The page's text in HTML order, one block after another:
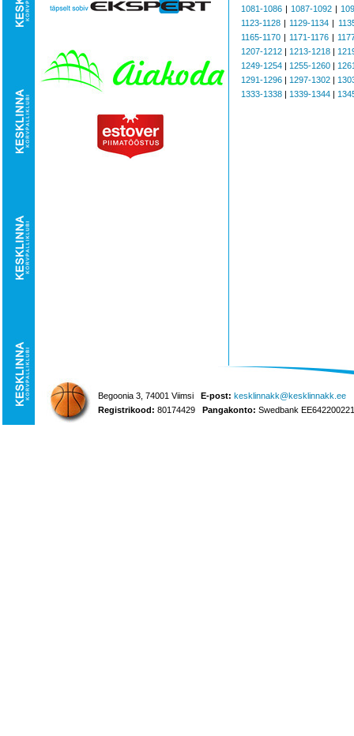
1081-1086 | 1087-1092 |
1123-1128 | 1129-1134 |
1165-1170 | 1171-1176|
1207-1212 | 1213-1218 |
1249-1254 | 1255-1260 |
1291-1296 | 1297-1302 |
1333-1338 | 1339-1344 |
Begoonia 3, 74001 Viimsi E-post: kesklinnakk@kesklinnakk.ee
Registrikood: 80174429 Pangakonto: Swedbank